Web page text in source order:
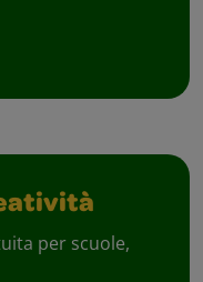
per scuole,